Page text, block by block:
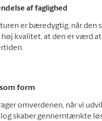
af faglighed
er bæredygtig, når den
høj kvalitet, at den er værd
form
omverdenen, når vi
skaber gennemtænkte